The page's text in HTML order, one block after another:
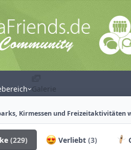
Galerie
Kirmessen und Freizeitaktivitäten
(229) Verliebt(3)